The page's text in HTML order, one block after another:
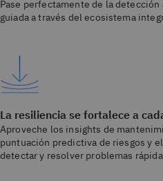
Pase perfectamente de la
guiada a través del ecosistema
La resiliencia se fortalece a
Aproveche los insights de
puntuación predictiva de riesgos y
detectar y resolver problemas